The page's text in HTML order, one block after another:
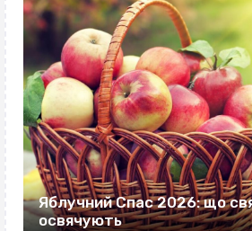
Яблучний Спас 2026: що
освячують